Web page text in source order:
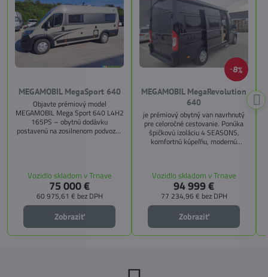
MEGAMOBIL MegaSport 640
Objavte prémiový model
MEGAMOBIL Mega Sport 640 L4H2
165PS – obytnú dodávku
postavenú na zosilnenom podvozku
pozdĺžnemu lôžku a možnosti
doplniť predné prídavné lôžko.
Vozidlo skladom v Trnave
75 000 €
60 975,61 € bez DPH
Zobraziť
8%
MEGAMOBIL MegaRevolution
640
je prémiový obytný van navrhnutý
pre celoročné cestovanie. Ponúka
špičkovú izoláciu 4 SEASONS,
komfortnú kúpeľňu, modernú
CITY, TECHNO, SICHERHEIT a
MEGA WINTER získate maximálnu
bezpečnosť, pohodlie a
technologické inovácie. Ideálna
voľba pre tých, ktorí hľadajú luxus,
funkčnosť a slobodu na cestách.
Vozidlo skladom v Trnave
94 999 €
77 234,96 € bez DPH
Zobraziť